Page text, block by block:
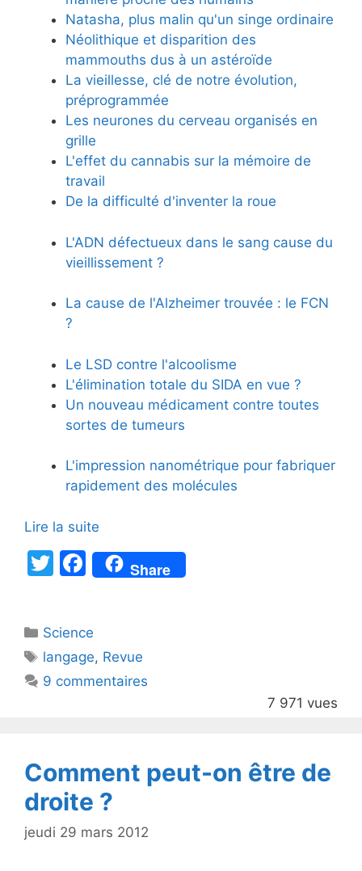
Natasha, plus malin qu'un singe ordinaire
Néolithique et disparition des
mammouths dus à un astéroïde
La vieillesse, clé de notre évolution,
préprogrammée
Les neurones du cerveau organisés en
grille
L'effet du cannabis sur la mémoire de
travail
De la difficulté d'inventer la roue
L'ADN défectueux dans le sang cause du
vieillissement ?
La cause de l'Alzheimer trouvée : le FCN
?
Le LSD contre l'alcoolisme
L'élimination totale du SIDA en vue ?
Un nouveau médicament contre toutes
sortes de tumeurs
L'impression nanométrique pour fabriquer
rapidement des molécules
Lire la suite
T
er
F
a
e
b
o
Share
Catégories
Science
Étiquettes
langage, Revue
9 commentaires
7 971 vues
Comment peut-on être de
droite ?
jeudi 29 mars 2012